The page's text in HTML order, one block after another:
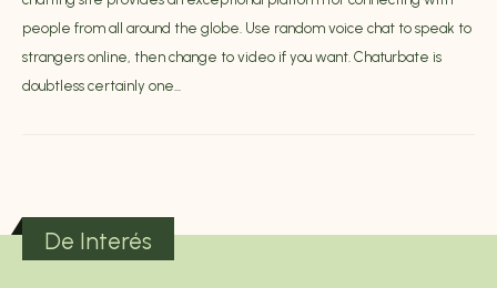
people from all around the globe. Use random voice chat to speak to
strangers online, then change to video if you want. Chaturbate is
doubtless certainly one...
De Interés